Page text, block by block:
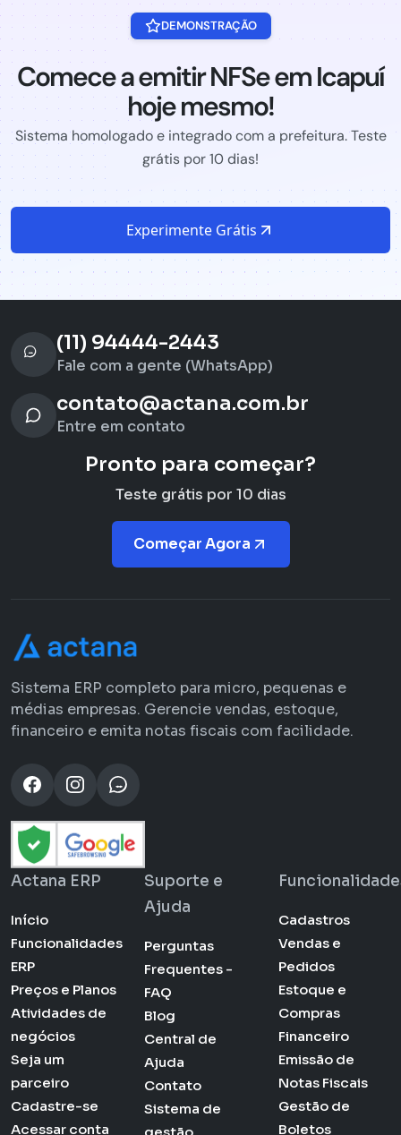
DEMONSTRAÇÃO
Comece a emitir NFSe em Icapuí
hoje mesmo!
Sistema homologado e integrado com a prefeitura. Teste
grátis por 10 dias!
Experimente Grátis
(11) 94444-2443
Fale com a gente (WhatsApp)
contato@actana.com.br
Entre em contato
Pronto para começar?
Teste grátis por 10 dias
Começar Agora
Sistema ERP completo para micro, pequenas e
médias empresas. Gerencie vendas, estoque,
financeiro e emita notas fiscais com facilidade.
Actana ERP
Início
Funcionalidades
ERP
Preços e Planos
Atividades de
negócios
Seja um
parceiro
Cadastre-se
Acessar conta
Suporte e
Ajuda
Perguntas
Frequentes -
FAQ
Blog
Central de
Ajuda
Contato
Sistema de
Cadastros
Vendas e
Pedidos
Estoque e
Compras
Financeiro
Emissão de
Notas Fiscais
Gestão de
Boletos